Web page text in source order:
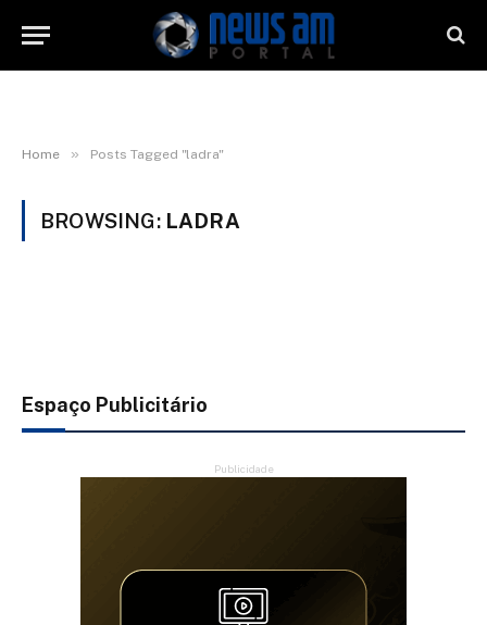
Home » Posts Tagged "ladra"
BROWSING: LADRA
Espaço Publicitário
Publicidade